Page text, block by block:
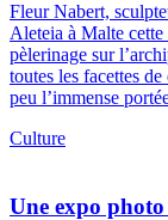
Fleur Nabert,
Aleteia à Malte
pèlerinage sur
toutes les facettes
peu l’immense
Culture
Une expo